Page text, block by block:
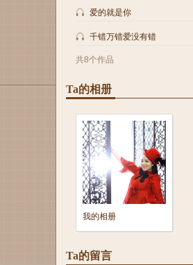
爱的就是你
千错万错爱没有错
共8个作品
Ta的相册
我的相册
Ta的留言